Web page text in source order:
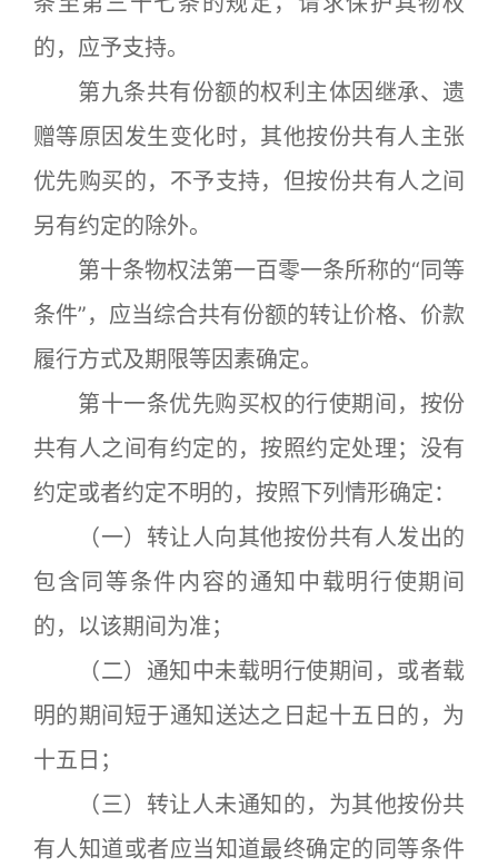
的，应予支持。
第九条共有份额的权利主体因继承、遗
赠等原因发生变化时，其他按份共有人主张
优先购买的，不予支持，但按份共有人之间
另有约定的除外。
第十条物权法第一百零一条所称的“同等
条件”，应当综合共有份额的转让价格、价款
履行方式及期限等因素确定。
第十一条优先购买权的行使期间，按份
共有人之间有约定的，按照约定处理；没有
约定或者约定不明的，按照下列情形确定：
（一）转让人向其他按份共有人发出的
包含同等条件内容的通知中载明行使期间
的，以该期间为准；
（二）通知中未载明行使期间，或者载
明的期间短于通知送达之日起十五日的，为
十五日；
（三）转让人未通知的，为其他按份共
有人知道或者应当知道最终确定的同等条件